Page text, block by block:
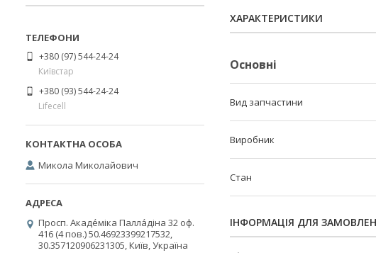
ХАРАКТЕРИСТИКИ
Основні
Вид запчастини
Виробник
Стан
ІНФОРМАЦІЯ ДЛЯ
+380 (97) 544-24-24
Київстар
+380 (93) 544-24-24
Lifecell
Микола Миколайович
Просп. Акаде́міка Палла́діна 32 оф.
416 (4 пов.) 50.46923399217532,
30.357120906231305, Київ, Україна